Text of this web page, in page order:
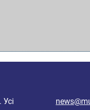
. Усі